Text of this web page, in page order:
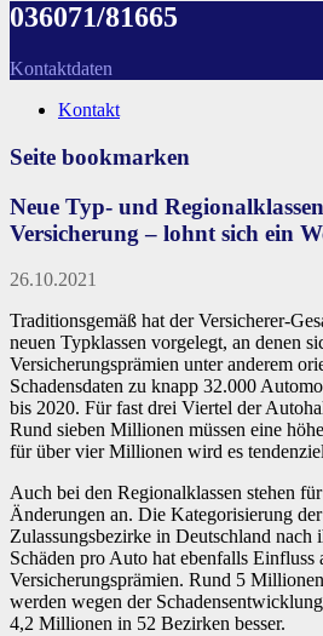
036071/81665
Kontaktdaten
Kontakt
Seite bookmarken
Neue Typ- und
Versicherung – lohnt sich ein
26.10.2021
Traditionsgemäß hat der Versicherer-
neuen Typklassen vorgelegt, an denen
Versicherungsprämien unter anderem
Schadensdaten zu knapp 32.000
bis 2020. Für fast drei Viertel der
Rund sieben Millionen müssen eine
für über vier Millionen wird es
Auch bei den Regionalklassen stehen
Änderungen an. Die Kategorisierung
Zulassungsbezirke in Deutschland nach
Schäden pro Auto hat ebenfalls Einfluss
Versicherungsprämien. Rund 5
werden wegen der
4,2 Millionen in 52 Bezirken besser.